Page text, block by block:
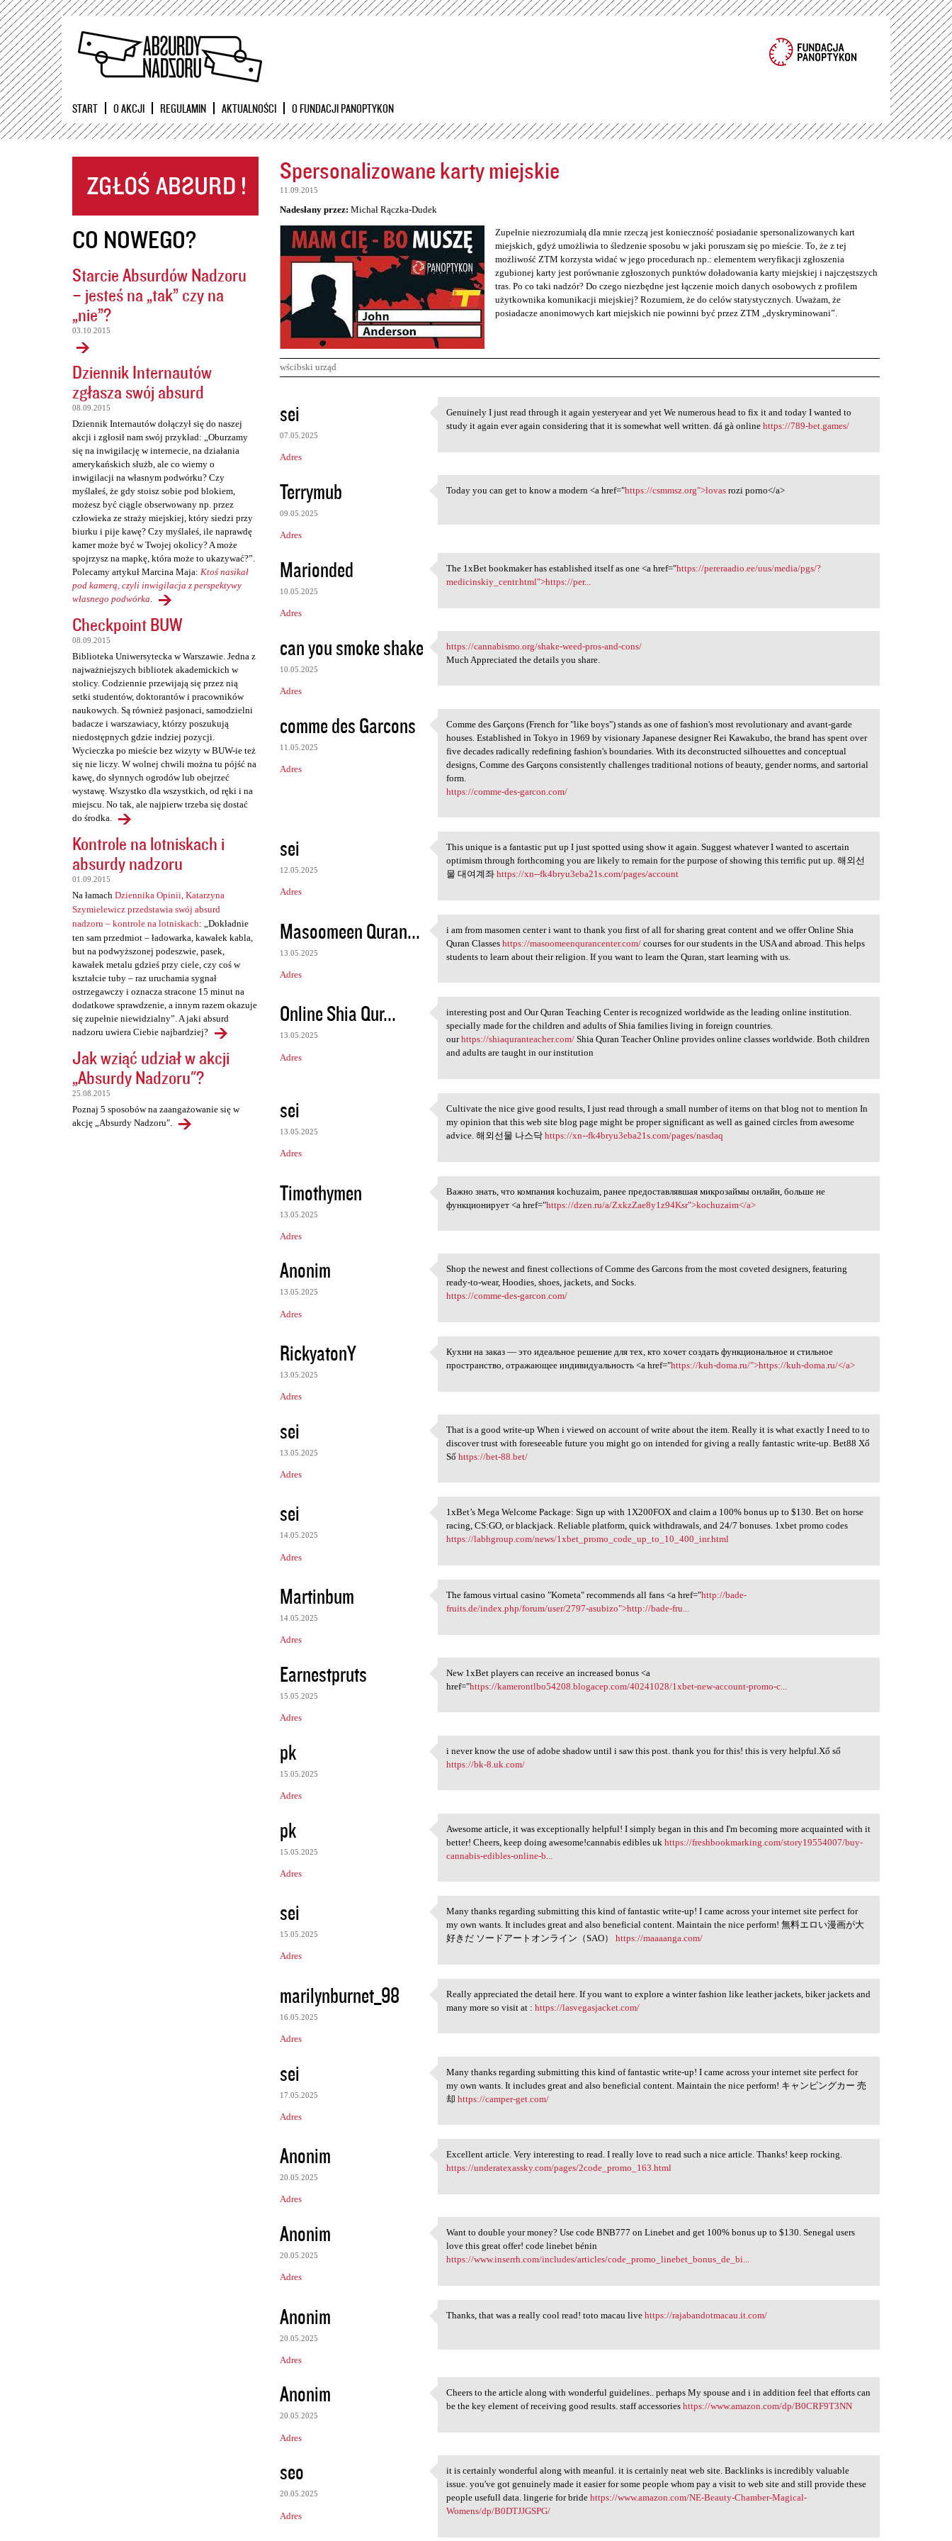
Przejdź
START O AKCJI REGULAMIN AKTUALNOŚCI O FUNDACJI PANOPTYKON
CO NOWEGO?
Starcie Absurdów Nadzoru
– jesteś na „tak” czy na
„nie”?
03.10.2015
Dziennik Internautów
zgłasza swój absurd
08.09.2015
Dziennik Internautów dołączył się do naszej
akcji i zgłosił nam swój przykład: „Oburzamy
się na inwigilację w internecie, na działania
amerykańskich służb, ale co wiemy o
inwigilacji na własnym podwórku? Czy
myślałeś, że gdy stoisz sobie pod blokiem,
możesz być ciągle obserwowany np. przez
człowieka ze straży miejskiej, który siedzi przy
biurku i pije kawę? Czy myślałeś, ile naprawdę
kamer może być w Twojej okolicy? A może
spojrzysz na mapkę, która może to ukazywać?”.
Polecamy artykuł Marcina Maja: Ktoś nasikał
pod kamerą, czyli inwigilacja z perspektywy
własnego podwórka.
Checkpoint BUW
08.09.2015
Biblioteka Uniwersytecka w Warszawie. Jedna z
najważniejszych bibliotek akademickich w
stolicy. Codziennie przewijają się przez nią
setki studentów, doktorantów i pracowników
naukowych. Są również pasjonaci, samodzielni
badacze i warszawiacy, którzy poszukują
niedostępnych gdzie indziej pozycji.
Wycieczka po mieście bez wizyty w BUW-ie też
się nie liczy. W wolnej chwili można tu pójść na
kawę, do słynnych ogrodów lub obejrzeć
wystawę. Wszystko dla wszystkich, od ręki i na
miejscu. No tak, ale najpierw trzeba się dostać
do środka.
Kontrole na lotniskach i
absurdy nadzoru
01.09.2015
Na łamach Dziennika Opinii, Katarzyna
Szymielewicz przedstawia swój absurd
nadzoru – kontrole na lotniskach: „Dokładnie
ten sam przedmiot – ładowarka, kawałek kabla,
but na podwyższonej podeszwie, pasek,
kawałek metalu gdzieś przy ciele, czy coś w
kształcie tuby – raz uruchamia sygnał
ostrzegawczy i oznacza stracone 15 minut na
dodatkowe sprawdzenie, a innym razem okazuje
się zupełnie niewidzialny”. A jaki absurd
nadzoru uwiera Ciebie najbardziej?
Jak wziąć udział w akcji
„Absurdy Nadzoru"?
25.08.2015
Poznaj 5 sposobów na zaangażowanie się w
akcję „Absurdy Nadzoru".
Spersonalizowane karty miejskie
11.09.2015
Nadesłany przez: Michał Rączka-Dudek
Zupełnie niezrozumiałą dla mnie rzeczą jest konieczność posiadanie spersonalizowanych kart
miejskich, gdyż umożliwia to śledzenie sposobu w jaki poruszam się po mieście. To, że z tej
możliwość ZTM korzysta widać w jego procedurach np.: elementem weryfikacji zgłoszenia
zgubionej karty jest porównanie zgłoszonych punktów doładowania karty miejskiej i najczęstszych
tras. Po co taki nadzór? Do czego niezbędne jest łączenie moich danych osobowych z profilem
użytkownika komunikacji miejskiej? Rozumiem, że do celów statystycznych. Uważam, że
posiadacze anonimowych kart miejskich nie powinni być przez ZTM „dyskryminowani”.
wścibski urząd
K
o
m
e
n
t
r
z
e
sei
07.05.2025
Adres
Genuinely I just read through
Genuinely I just read through it again yesteryear and yet We numerous head to fix it and today I wanted to
study it again ever again considering that it is somewhat well written. đá gà onlinehttps://789-bet.games/
Terrymub
09.05.2025
Adres
Today you can get to know a
Today you can get to know a modern <a href="https://csmmsz.org">lovas rozi porno</a>
Marionded
10.05.2025
Adres
The 1xBet bookmaker has
The 1xBet bookmaker has established itself as one <a href="https://pereraadio.ee/uus/media/pgs/?
medicinskiy_centr.html">https://per...
can you smoke shake
10.05.2025
Adres
https://cannabismo.org/shake
https://cannabismo.org/shake-weed-pros-and-cons/
Much Appreciated the details you share.
comme des Garcons
11.05.2025
Adres
Comme des Garçons (French for
Comme des Garçons (French for "like boys") stands as one of fashion's most revolutionary and avant-garde
houses. Established in Tokyo in 1969 by visionary Japanese designer Rei Kawakubo, the brand has spent over
five decades radically redefining fashion's boundaries. With its deconstructed silhouettes and conceptual
designs, Comme des Garçons consistently challenges traditional notions of beauty, gender norms, and sartorial
form.
https://comme-des-garcon.com/
sei
12.05.2025
Adres
This unique is a fantastic
This unique is a fantastic put up I just spotted using show it again. Suggest whatever I wanted to ascertain
optimism through forthcoming you are likely to remain for the purpose of showing this terrific put up. 해외선
물 대여계좌https://xn--fk4bryu3eba21s.com/pages/account
Masoomeen Quran...
13.05.2025
Adres
i am from masomen center i
i am from masomen center i want to thank you first of all for sharing great content and we offer Online Shia
Quran Classeshttps://masoomeenqurancenter.com/ courses for our students in the USA and abroad. This helps
students to learn about their religion. If you want to learn the Quran, start learning with us.
Online Shia Qur...
13.05.2025
Adres
interesting post and Our
interesting post and Our Quran Teaching Center is recognized worldwide as the leading online institution.
specially made for the children and adults of Shia families living in foreign countries.
ourhttps://shiaquranteacher.com/ Shia Quran Teacher Online provides online classes worldwide. Both children
and adults are taught in our institution
sei
13.05.2025
Adres
Cultivate the nice give good
Cultivate the nice give good results, I just read through a small number of items on that blog not to mention In
my opinion that this web site blog page might be proper significant as well as gained circles from awesome
advice. 해외선물 나스닥https://xn--fk4bryu3eba21s.com/pages/nasdaq
Timothymen
13.05.2025
Adres
Важно знать, что компания
Важно знать, что компания kochuzaim, ранее предоставлявшая микрозаймы онлайн, больше не
функционирует <a href="https://dzen.ru/a/ZxkzZae8y1z94Ksr">kochuzaim</a>
Anonim
13.05.2025
Adres
Shop the newest and finest
Shop the newest and finest collections of Comme des Garcons from the most coveted designers, featuring
ready-to-wear, Hoodies, shoes, jackets, and Socks.
https://comme-des-garcon.com/
RickyatonY
13.05.2025
Adres
Кухни на заказ — это
Кухни на заказ — это идеальное решение для тех, кто хочет создать функциональное и стильное
пространство, отражающее индивидуальность <a href="https://kuh-doma.ru/">https://kuh-doma.ru/</a>
sei
13.05.2025
Adres
That is a good write-up When
That is a good write-up When i viewed on account of write about the item. Really it is what exactly I need to to
discover trust with foreseeable future you might go on intended for giving a really fantastic write-up. Bet88 Xổ
Sốhttps://bet-88.bet/
sei
14.05.2025
Adres
1xBet’s Mega Welcome Package:
1xBet’s Mega Welcome Package: Sign up with 1X200FOX and claim a 100% bonus up to $130. Bet on horse
racing, CS:GO, or blackjack. Reliable platform, quick withdrawals, and 24/7 bonuses. 1xbet promo codes
https://labhgroup.com/news/1xbet_promo_code_up_to_10_400_inr.html
Martinbum
14.05.2025
Adres
The famous virtual casino
The famous virtual casino "Kometa" recommends all fans <a href="http://bade-
fruits.de/index.php/forum/user/2797-asubizo">http://bade-fru...
Earnestpruts
15.05.2025
Adres
New 1xBet players can receive
New 1xBet players can receive an increased bonus <a
href="https://kamerontlbo54208.blogacep.com/40241028/1xbet-new-account-promo-c...
pk
15.05.2025
Adres
i never know the use of adobe
i never know the use of adobe shadow until i saw this post. thank you for this! this is very helpful.Xổ số
https://bk-8.uk.com/
pk
15.05.2025
Adres
Awesome article, it was
Awesome article, it was exceptionally helpful! I simply began in this and I'm becoming more acquainted with it
better! Cheers, keep doing awesome!cannabis edibles ukhttps://freshbookmarking.com/story19554007/buy-
cannabis-edibles-online-b...
sei
15.05.2025
Adres
Many thanks regarding
Many thanks regarding submitting this kind of fantastic write-up! I came across your internet site perfect for
my own wants. It includes great and also beneficial content. Maintain the nice perform! 無料エロい漫画が大
好きだ ソードアートオンライン（SAO）https://maaaanga.com/
marilynburnet_98
16.05.2025
Adres
Really appreciated the detail
Really appreciated the detail here. If you want to explore a winter fashion like leather jackets, biker jackets and
many more so visit at :https://lasvegasjacket.com/
sei
17.05.2025
Adres
Many thanks regarding
Many thanks regarding submitting this kind of fantastic write-up! I came across your internet site perfect for
my own wants. It includes great and also beneficial content. Maintain the nice perform! キャンピングカー 売
却https://camper-get.com/
Anonim
20.05.2025
Adres
Excellent article. Very
Excellent article. Very interesting to read. I really love to read such a nice article. Thanks! keep rocking.
https://underatexassky.com/pages/2code_promo_163.html
Anonim
20.05.2025
Adres
Want to double your money?
Want to double your money? Use code BNB777 on Linebet and get 100% bonus up to $130. Senegal users
love this great offer! code linebet bénin
https://www.inserrh.com/includes/articles/code_promo_linebet_bonus_de_bi...
Anonim
20.05.2025
Adres
Thanks, that was a really
Thanks, that was a really cool read! toto macau livehttps://rajabandotmacau.it.com/
Anonim
20.05.2025
Adres
Cheers to the article along
Cheers to the article along with wonderful guidelines.. perhaps My spouse and i in addition feel that efforts can
be the key element of receiving good results. staff accessorieshttps://www.amazon.com/dp/B0CRF9T3NN
seo
20.05.2025
Adres
it is certainly wonderful
it is certainly wonderful along with meanful. it is certainly neat web site. Backlinks is incredibly valuable
issue. you've got genuinely made it easier for some people whom pay a visit to web site and still provide these
people usefull data. lingerie for bridehttps://www.amazon.com/NE-Beauty-Chamber-Magical-
Womens/dp/B0DTJJGSPG/